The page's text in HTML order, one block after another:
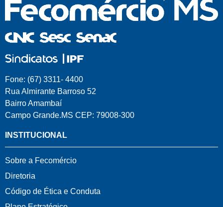
Fone: (67) 3311- 4400
Rua Almirante Barroso 52
Bairro Amambaí
Campo Grande.MS CEP: 79008-300
INSTITUCIONAL
Sobre a Fecomércio
Diretoria
Código de Ética e Conduta